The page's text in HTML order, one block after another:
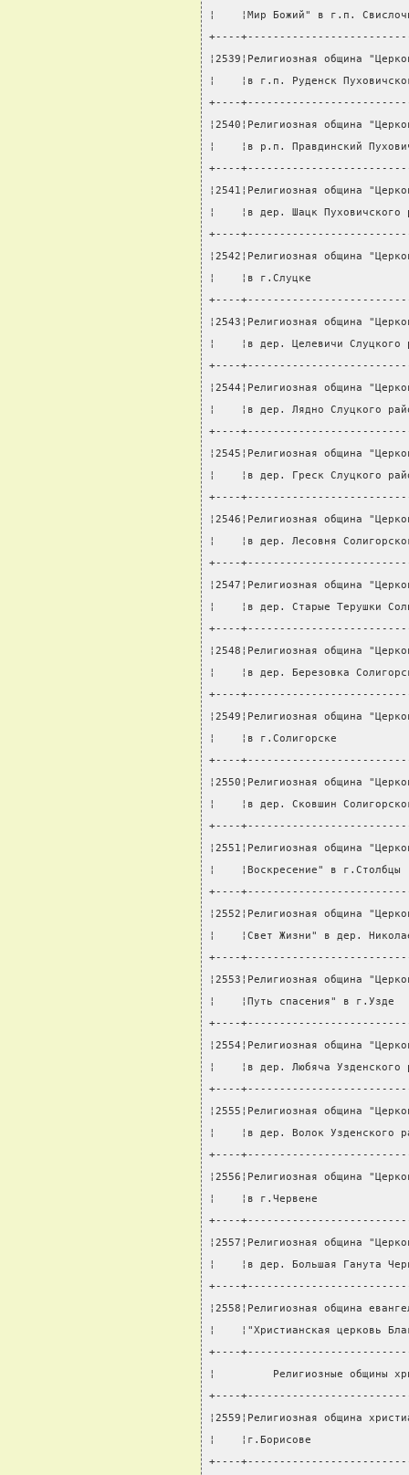
¦    ¦Мир Божий" в г.п.
+----
¦2539¦Религиозная община
¦    ¦в г.п. Руденск
+----
¦2540¦Религиозная община
¦    ¦в р.п. Правдинский
+----
¦2541¦Религиозная община
¦    ¦в дер. Шацк
+----
¦2542¦Религиозная община
¦    ¦в г.Слуцке
+----
¦2543¦Религиозная община
¦    ¦в дер. Целевичи
+----
¦2544¦Религиозная община
¦    ¦в дер. Лядно
+----
¦2545¦Религиозная община
¦    ¦в дер. Греск
+----
¦2546¦Религиозная община
¦    ¦в дер. Лесовня
+----
¦2547¦Религиозная община
¦    ¦в дер. Старые Терушки
+----
¦2548¦Религиозная община
¦    ¦в дер. Березовка
+----
¦2549¦Религиозная община
¦    ¦в г.Солигорске
+----
¦2550¦Религиозная община
¦    ¦в дер. Сковшин
+----
¦2551¦Религиозная община
¦    ¦Воскресение" в
+----
¦2552¦Религиозная община
¦    ¦Свет Жизни" в дер.
+----
¦2553¦Религиозная община
¦    ¦Путь спасения" в
+----
¦2554¦Религиозная община
¦    ¦в дер. Любяча
+----
¦2555¦Религиозная община
¦    ¦в дер. Волок
+----
¦2556¦Религиозная община
¦    ¦в г.Червене
+----
¦2557¦Религиозная община
¦    ¦в дер. Большая Ганута
+----
¦2558¦Религиозная община
¦    ¦"Христианская церковь
+----
¦         Религиозные общины
+----
¦2559¦Религиозная община
¦    ¦г.Борисове
+----